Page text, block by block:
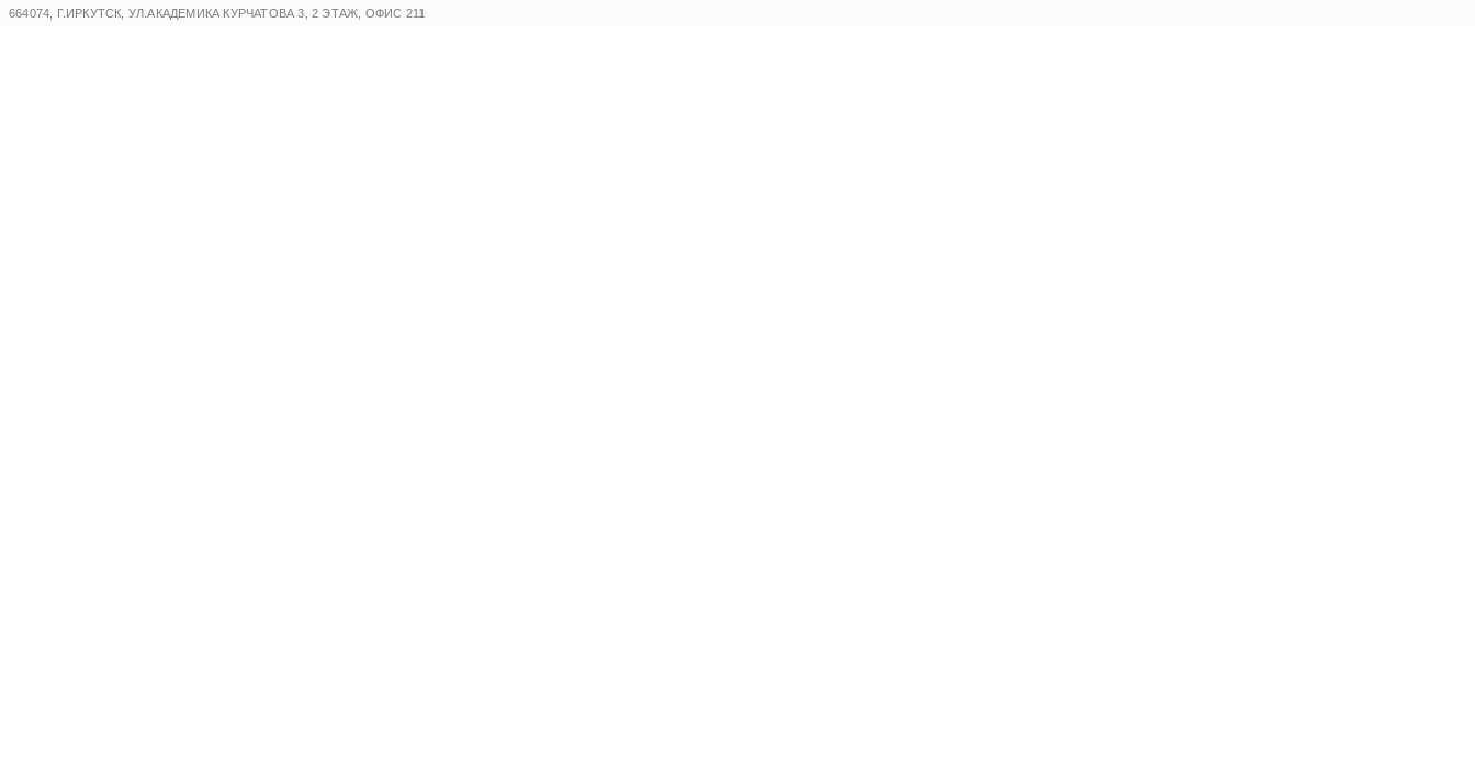
Перейти
664074, Г.ИРКУТСК, УЛ.АКАДЕМИКА КУРЧАТОВА 3, 2 ЭТАЖ, ОФИС 211